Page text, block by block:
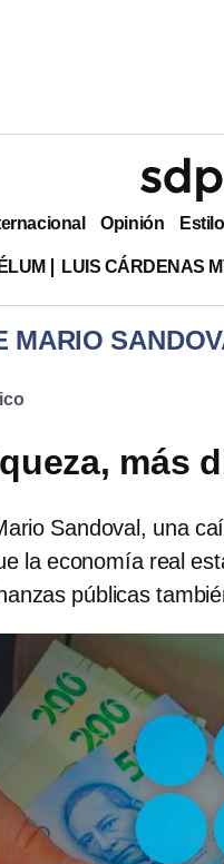
Opinión
LUIS CÁRDENAS
MARIO
más
Sandoval, una
la economía real
públicas